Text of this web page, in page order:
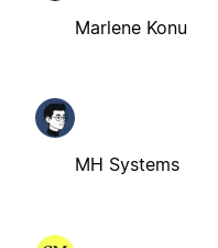
Marlene Konu
MH Systems